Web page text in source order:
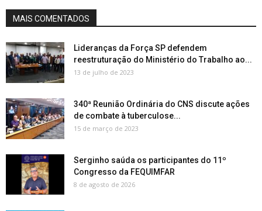
MAIS COMENTADOS
Lideranças da Força SP defendem
reestruturação do Ministério do Trabalho ao...
13 de julho de 2023
340ª Reunião Ordinária do CNS discute ações
de combate à tuberculose...
15 de março de 2023
Serginho saúda os participantes do 11º
Congresso da FEQUIMFAR
8 de agosto de 2026